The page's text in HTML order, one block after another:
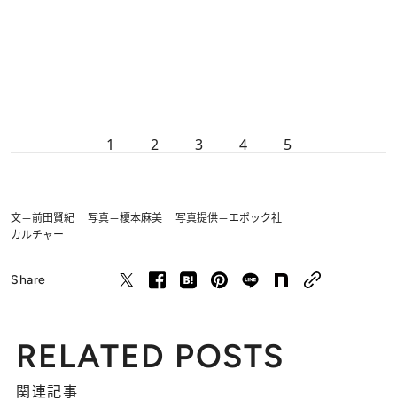
1 2 3 4 5
文＝前田賢紀 写真＝榎本麻美 写真提供＝エポック社
カルチャー
Share
RELATED POSTS
関連記事